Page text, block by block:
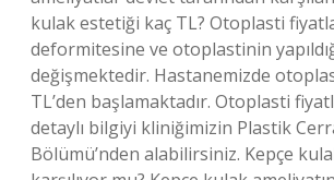
kulak estetiği kaç TL? Otoplasti
deformitesine ve otoplastinin
değişmektedir. Hastanemizde
TL’den başlamaktadır. Otoplasti
detaylı bilgiyi kliniğimizin Plastik
Bölümü’nden alabilirsiniz. Kepçe